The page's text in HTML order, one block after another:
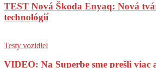
TEST Nová Škoda Enyaq: Nová
technológií
Testy vozidiel
VIDEO: Na Superbe sme prešli viac